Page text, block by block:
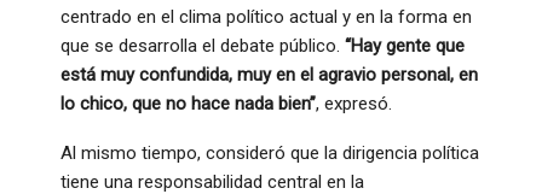
centrado en el clima político actual y en la forma en
que se desarrolla el debate público. “Hay gente que
está muy confundida, muy en el agravio personal, en
lo chico, que no hace nada bien”, expresó.
Al mismo tiempo, consideró que la dirigencia política
tiene una responsabilidad central en la